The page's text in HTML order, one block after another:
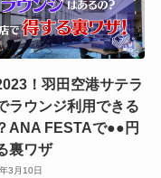
！羽田空港サテラ
ラウンジ利用できる
ANA FESTAで●●円
裏ワザ
3月10日